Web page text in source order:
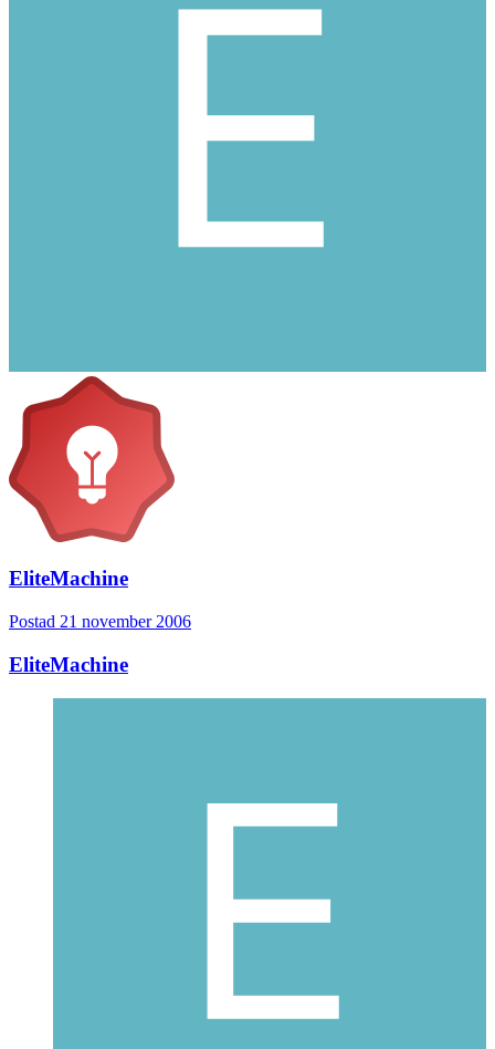
EliteMachine
Postad 21 november 2006
EliteMachine